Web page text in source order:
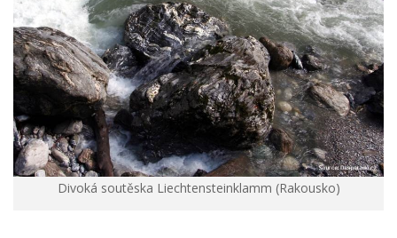
Divoká soutěska Liechtensteinklamm (Rakousko)